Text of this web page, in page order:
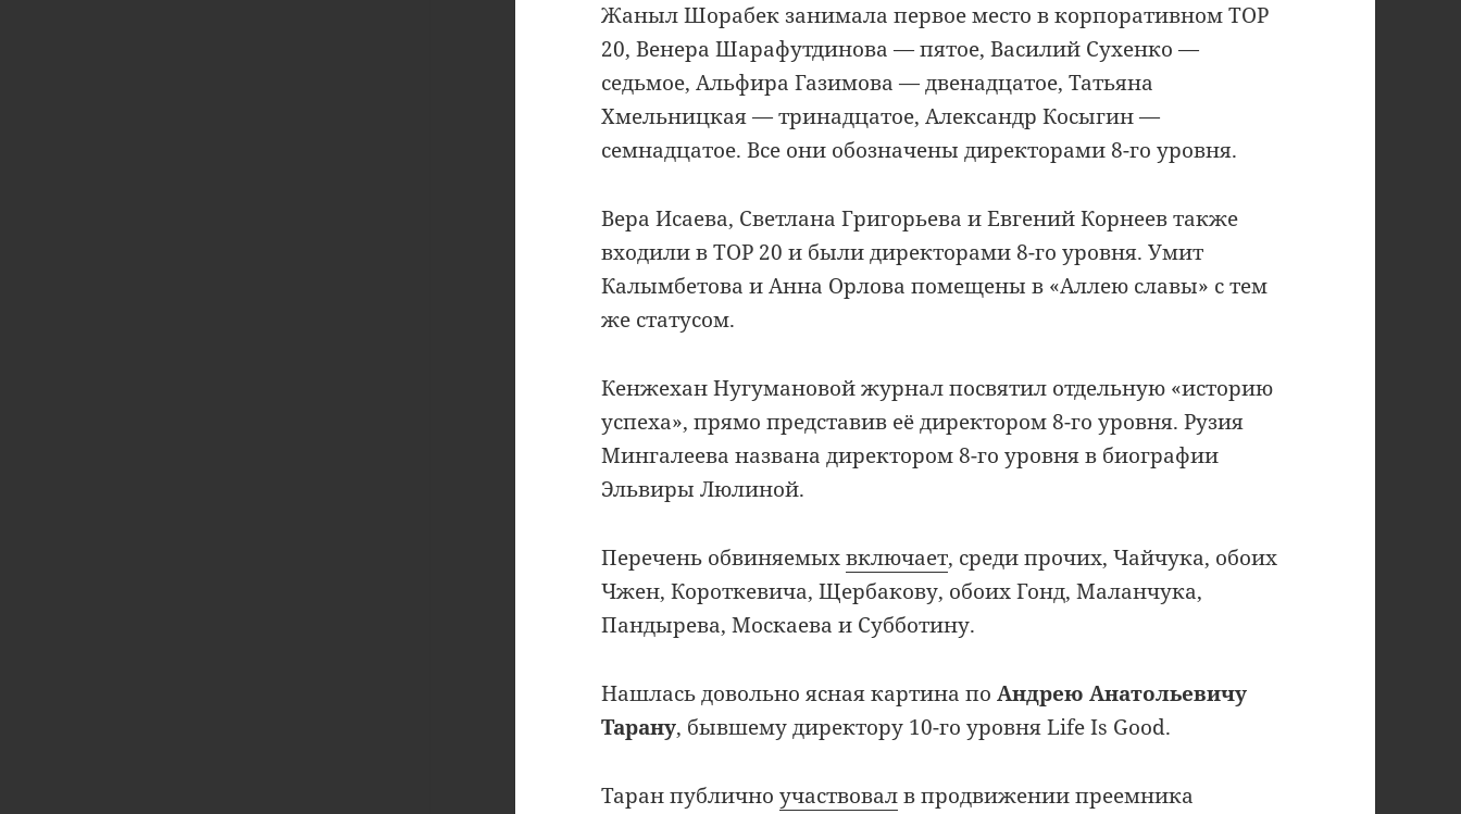
Жаныл Шорабек занимала первое место в корпоративном TOP
20, Венера Шарафутдинова — пятое, Василий Сухенко —
седьмое, Альфира Газимова — двенадцатое, Татьяна
Хмельницкая — тринадцатое, Александр Косыгин —
семнадцатое. Все они обозначены директорами 8-го уровня.
Вера Исаева, Светлана Григорьева и Евгений Корнеев также
входили в TOP 20 и были директорами 8-го уровня. Умит
Калымбетова и Анна Орлова помещены в «Аллею славы» с тем
же статусом.
Кенжехан Нугумановой журнал посвятил отдельную «историю
успеха», прямо представив её директором 8-го уровня. Рузия
Мингалеева названа директором 8-го уровня в биографии
Эльвиры Люлиной.
Перечень обвиняемыхвключает, среди прочих, Чайчука, обоих
Чжен, Короткевича, Щербакову, обоих Гонд, Маланчука,
Пандырева, Москаева и Субботину.
Нашлась довольно ясная картина поАндрею Анатольевичу
Тарану, бывшему директору 10-го уровня Life Is Good.
Таран публичноучаствовалв продвижении преемника